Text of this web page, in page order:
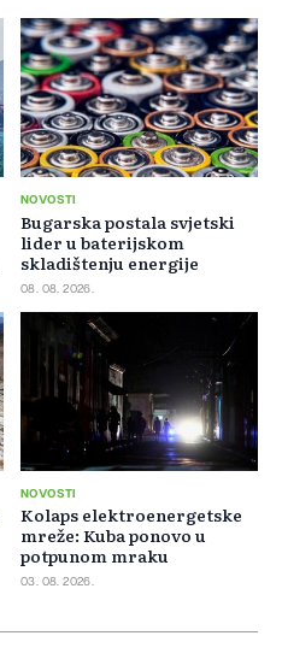
NOVOSTI
Bugarska postala svjetski
lider u baterijskom
skladištenju energije
08. 08. 2026.
NOVOSTI
Kolaps elektroenergetske
mreže: Kuba ponovo u
potpunom mraku
03. 08. 2026.